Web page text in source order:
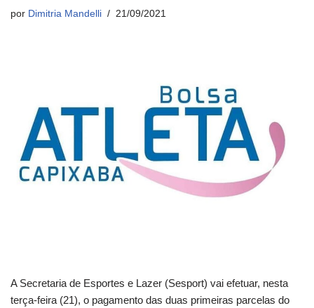
por Dimitria Mandelli 21/09/2021
A Secretaria de Esportes e Lazer (Sesport) vai efetuar, nesta
terça-feira (21), o pagamento das duas primeiras parcelas do